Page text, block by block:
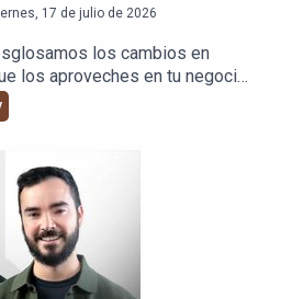
17 de julio de 2026
los cambios en
los aproveches en tu negocio